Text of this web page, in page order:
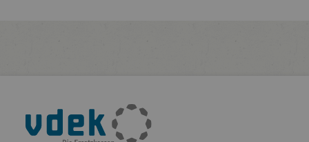
Fußleisten-
Navigation